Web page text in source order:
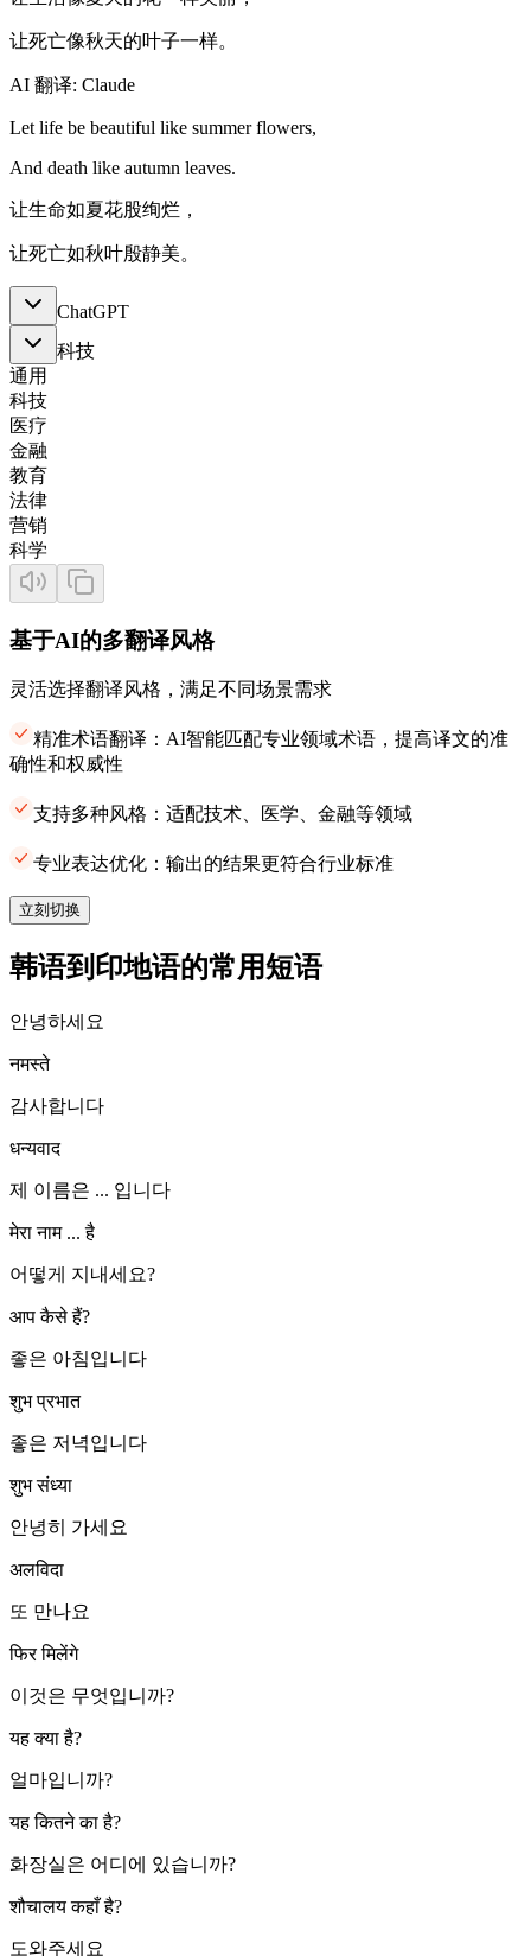
让死亡像秋天的叶子一样。
AI 翻译: Claude
Let life be beautiful like summer flowers,
And death like autumn leaves.
让生命如夏花股绚烂，
让死亡如秋叶殷静美。
ChatGPT
科技
通用
科技
医疗
金融
教育
法律
营销
科学
基于AI的多翻译风格
灵活选择翻译风格，满足不同场景需求
精准术语翻译：AI智能匹配专业领域术语，提高译文的准
确性和权威性
支持多种风格：适配技术、医学、金融等领域
专业表达优化：输出的结果更符合行业标准
立刻切换
韩语到印地语的常用短语
안녕하세요
नमस्ते
감사합니다
धन्यवाद
제 이름은 ... 입니다
मेरा नाम ... है
어떻게 지내세요?
आप कैसे हैं?
좋은 아침입니다
शुभ प्रभात
좋은 저녁입니다
शुभ संध्या
안녕히 가세요
अलविदा
또 만나요
फिर मिलेंगे
이것은 무엇입니까?
यह क्या है?
얼마입니까?
यह कितने का है?
화장실은 어디에 있습니까?
शौचालय कहाँ है?
도와주세요